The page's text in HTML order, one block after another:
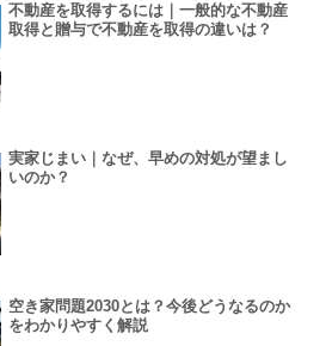
不動産を取得するには｜一般的な不動産
取得と贈与で不動産を取得の違いは？
実家じまい｜なぜ、早めの対処が望まし
いのか？
空き家問題2030とは？今後どうなるのか
をわかりやすく解説